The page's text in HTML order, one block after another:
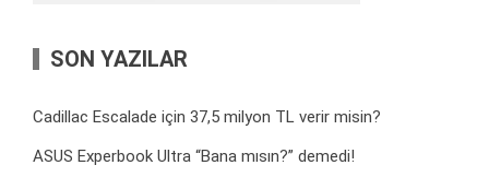
SON YAZILAR
Cadillac Escalade için 37,5 milyon TL verir misin?
ASUS Experbook Ultra “Bana mısın?” demedi!